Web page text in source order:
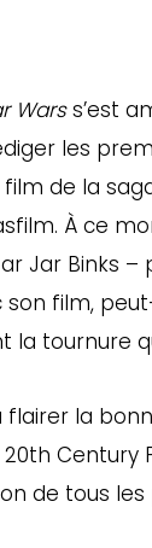
Warss’est
les
de la
À ce
Jar Binks
son film,
la tournure
flairer la
Century
de tous les